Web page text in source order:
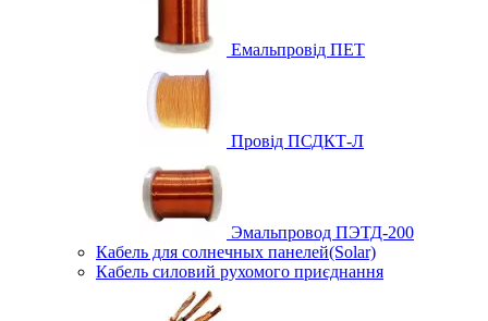
Емальпровід ПЕТ
Провід ПСДКТ-Л
Эмальпровод ПЭТД-200
Кабель для солнечных панелей(Solar)
Кабель силовий рухомого приєднання